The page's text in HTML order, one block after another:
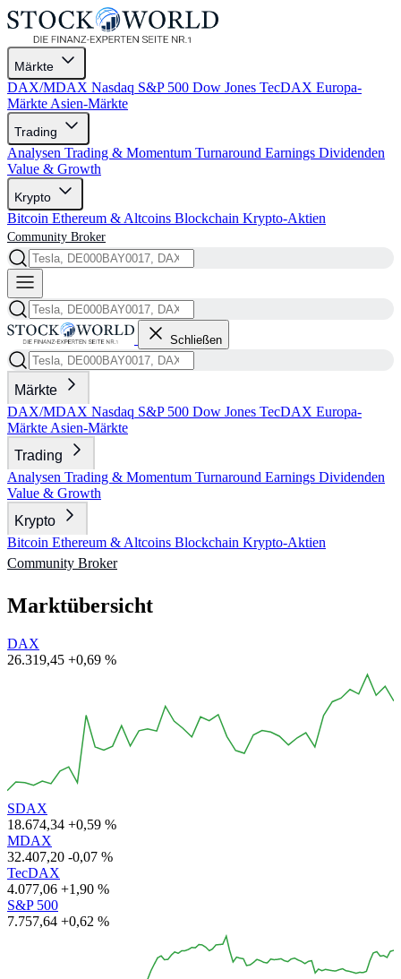
Märkte
DAX/MDAX Nasdaq S&P 500 Dow Jones TecDAX Europa-
Märkte Asien-Märkte
Trading
Analysen Trading & Momentum Turnaround Earnings Dividenden
Value & Growth
Krypto
Bitcoin Ethereum & Altcoins Blockchain Krypto-Aktien
Community Broker
Schließen
Märkte
DAX/MDAX Nasdaq S&P 500 Dow Jones TecDAX Europa-
Märkte Asien-Märkte
Trading
Analysen Trading & Momentum Turnaround Earnings Dividenden
Value & Growth
Krypto
Bitcoin Ethereum & Altcoins Blockchain Krypto-Aktien
Community Broker
Marktübersicht
DAX
26.319,45 +0,69 %
SDAX
18.674,34 +0,59 %
MDAX
32.407,20 -0,07 %
TecDAX
4.077,06 +1,90 %
S&P 500
7.757,64 +0,62 %